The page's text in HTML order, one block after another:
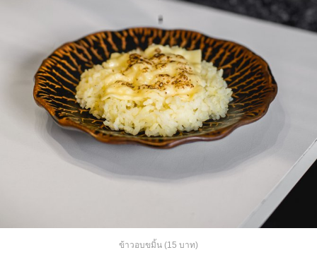
ข้าวอบขมิ้น (15 บาท)